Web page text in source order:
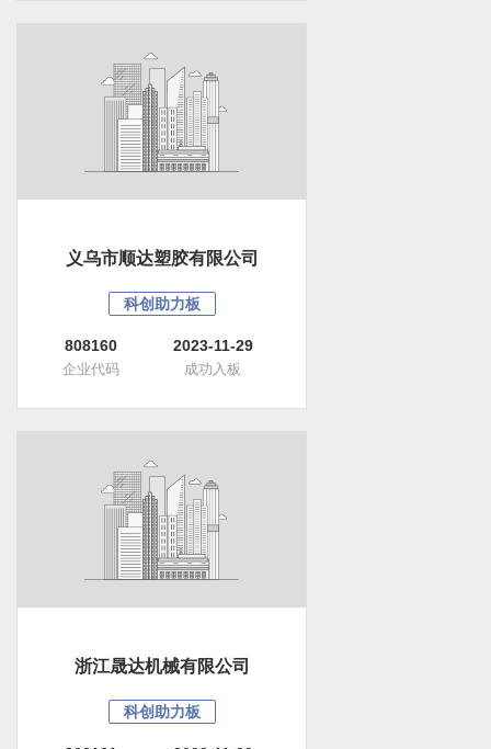
义乌市顺达塑胶有限公司
科创助力板
808160
企业代码
2023-11-29
成功入板
浙江晟达机械有限公司
科创助力板